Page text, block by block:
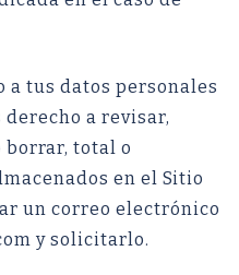
a tus datos personales
a revisar,
borrar, total o
en el Sitio
un correo electrónico
y solicitarlo.